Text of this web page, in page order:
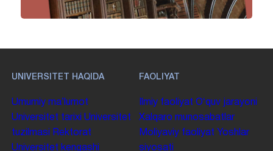
UNIVERSITET HAQIDA
Umumiy maʼlumot
Universitet tarixi Universitet
tuzilmasi
Rektorat
Universitet kengashi
FAOLIYAT
Ilmiy faoliyat Oʻquv jarayoni
Xalqaro munosabatlar
Moliyaviy faoliyat Yoshlar
siyosati